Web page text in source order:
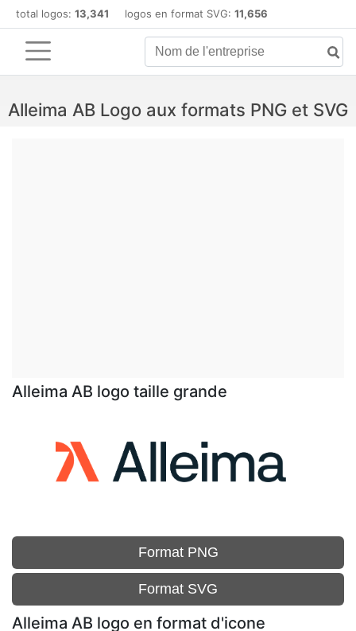
total logos: 13,341 logos en format SVG: 11,656
Alleima AB Logo aux formats PNG et SVG
Alleima AB logo taille grande
Format PNG
Format SVG
Alleima AB logo en format d'icone